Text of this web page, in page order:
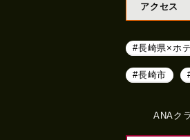
アクセス
#長崎県×ホ
#長崎市
ANAク